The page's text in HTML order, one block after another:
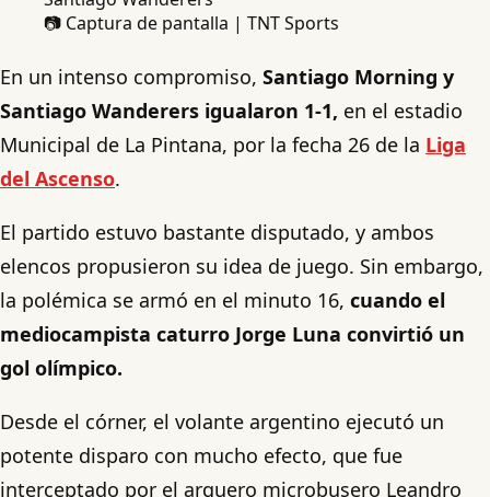
📷 Captura de pantalla | TNT Sports
En un intenso compromiso, Santiago Morning y
Santiago Wanderers igualaron 1-1, en el estadio
Municipal de La Pintana, por la fecha 26 de la Liga
del Ascenso.
El partido estuvo bastante disputado, y ambos
elencos propusieron su idea de juego. Sin embargo,
la polémica se armó en el minuto 16, cuando el
mediocampista caturro Jorge Luna convirtió un
gol olímpico.
Desde el córner, el volante argentino ejecutó un
potente disparo con mucho efecto, que fue
interceptado por el arquero microbusero Leandro